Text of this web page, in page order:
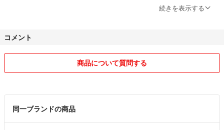
割れ物でない場合、プチプチ等には包みません。
◆.輸送中の事故、紛失等につきましては
こちらでは一切の責任を負いません。
購入前にお申し出下さい。
◆．過度なお値下げ交渉はご遠慮下さい。
続きを表示する
コメント
商品について質問する
同一ブランドの商品